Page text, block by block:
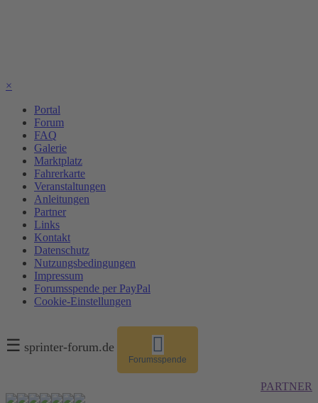
×
Portal
Forum
FAQ
Galerie
Marktplatz
Fahrerkarte
Veranstaltungen
Anleitungen
Partner
Links
Kontakt
Datenschutz
Nutzungsbedingungen
Impressum
Forumsspende per PayPal
Cookie-Einstellungen
☰ sprinter-forum.de
Forumsspende
PARTNER